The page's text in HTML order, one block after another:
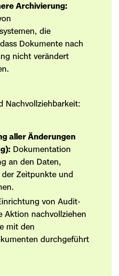
Archivierung:
die
Dokumente nach
nicht verändert
Nachvollziehbarkeit:
aller Änderungen
Dokumentation
an den Daten,
Zeitpunkte und
von Audit-
Aktion nachvollziehen
mit den
durchgeführt